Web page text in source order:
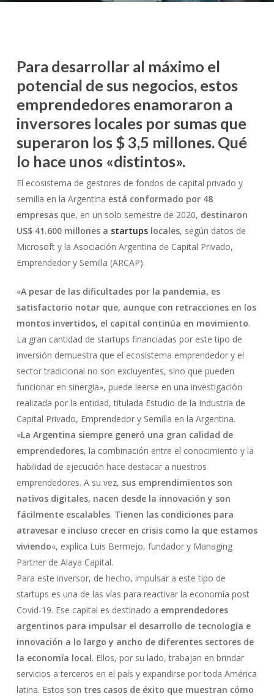
Para desarrollar al máximo el
potencial de sus negocios, estos
emprendedores enamoraron a
inversores locales por sumas que
superaron los $ 3,5 millones. Qué
lo hace unos «distintos».
El ecosistema de gestores de fondos de capital privado y
semilla en la Argentina está conformado por 48
empresasque, en un solo semestre de 2020, destinaron
US$ 41.600 millones a startupslocales, según datos de
Microsoft y la Asociación Argentina de Capital Privado,
Emprendedor y Semilla (ARCAP).
«A pesar de las dificultades por la pandemia, es
satisfactorio notar que, aunque con retracciones en los
montos invertidos, el capital continúa en movimiento.
La gran cantidad de startups financiadas por este tipo de
inversión demuestra que el ecosistema emprendedor y el
sector tradicional no son excluyentes, sino que pueden
funcionar en sinergia», puede leerse en una investigación
realizada por la entidad, titulada Estudio de la Industria de
Capital Privado, Emprendedor y Semilla en la Argentina.
«La Argentina siempre generó una gran calidad de
emprendedores, la combinación entre el conocimiento y la
habilidad de ejecución hace destacar a nuestros
emprendedores. A su vez, sus emprendimientos son
nativos digitales, nacen desde la innovación y son
fácilmente escalables. Tienen las condiciones para
atravesar e incluso crecer en crisis como la que estamos
viviendo«, explica Luis Bermejo, fundador y Managing
Partner de Alaya Capital.
Para este inversor, de hecho, impulsar a este tipo de
startups es una de las vías para reactivar la economía post
Covid-19. Ese capital es destinado a emprendedores
argentinos para impulsar el desarrollo de tecnología e
innovación a lo largo y ancho de diferentes sectores de
la economía local. Ellos, por su lado, trabajan en brindar
servicios a terceros en el país y expandirse por toda América
latina. Estos son tres casos de éxito que muestran cómo